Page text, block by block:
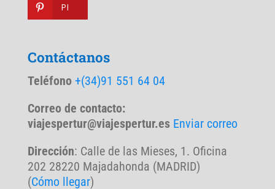
PI
Contáctanos
Teléfono +(34)91 551 64 04
Correo de contacto:
viajespertur@viajespertur.es Enviar correo
Dirección: Calle de las Mieses, 1. Oficina
202 28220 Majadahonda (MADRID)
(Cómo llegar)